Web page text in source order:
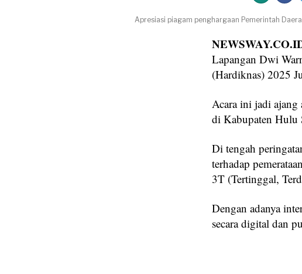
Apresiasi piagam penghargaan Pemerintah
Lapangan Dwi
(Hardiknas) 2025
Acara ini jadi ajang
di Kabupaten Hulu
Di tengah
terhadap
3T (Tertinggal,
Dengan adanya
secara digital dan